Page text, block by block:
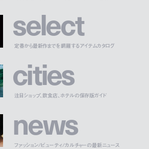
select
定番から最新作までを網羅するアイテムカタログ
cities
注目ショップ、飲食店、ホテルの保存版ガイド
news
ファッション/ビューティ/カルチャーの最新ニュース